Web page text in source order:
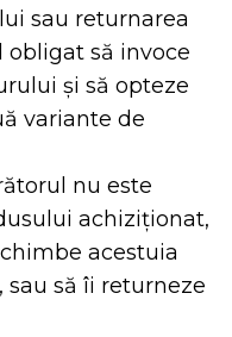
sau returnarea
obligat să invoce
și să opteze
variante de
nu este
achiziționat,
acestuia
să îi returneze